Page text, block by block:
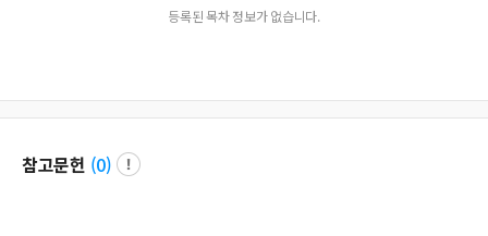
등록된 목차 정보가 없습니다.
참고문헌 (0)